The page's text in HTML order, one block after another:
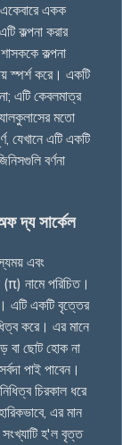
একক
কল্পনা করার
কল্পনা
স্পর্শ করে। একটি
এটি কেবলমাত্র
মতো
যেখানে এটি একটি
বর্ণনা
দ্য সার্কেল
এবং
(π) নামে পরিচিত।
এটি একটি বৃত্তের
করে। এর মানে
বা ছোট হোক না
পাই পাবেন।
চিরকাল ধরে
এর মান
হ'ল বৃত্ত